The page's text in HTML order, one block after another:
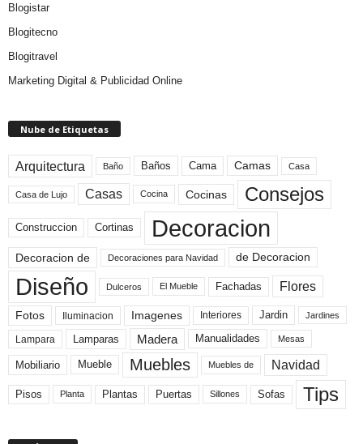
Blogistar
Blogitecno
Blogitravel
Marketing Digital & Publicidad Online
Nube de Etiquetas
Arquitectura Baño Baños Cama Camas Casa
Casa de Lujo Casas Cocina Cocinas Consejos
Construccion Cortinas Decoracion
Decoracion de Decoraciones para Navidad de Decoracion
Diseño Dulceros El Mueble Fachadas Flores
Fotos Iluminacion Imagenes Interiores Jardin Jardines
Lampara Lamparas Madera Manualidades Mesas
Mobiliario Mueble Muebles Muebles de Navidad
Pisos Planta Plantas Puertas Sillones Sofas Tips